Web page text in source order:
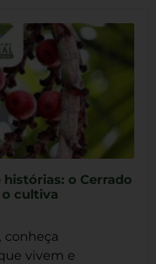
o Cerrado
cultiva
conheça
vivem e